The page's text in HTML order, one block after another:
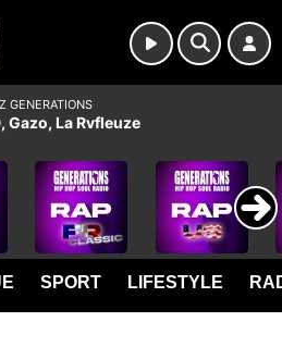
SPORT LIFESTYLE
GENERATIONS
Gazo, La Rvfleuze